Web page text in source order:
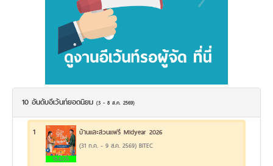
10 อันดับอีเว้นท์ยอดนิยม (3 - 8 ส.ค. 2569)
1
19.63%
บ้านและสวนแฟร์ Midyear 2026
(31 ก.ค. - 9 ส.ค. 2569) BITEC